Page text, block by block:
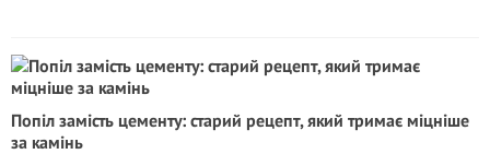
Попіл замість цементу: старий рецепт, який тримає міцніше
за камінь